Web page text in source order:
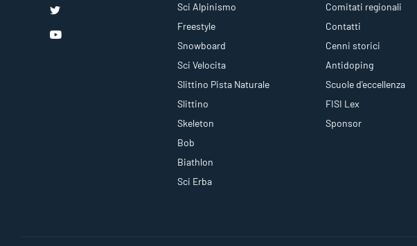
Sci Alpinismo
Freestyle
Snowboard
Sci Velocita
Slittino Pista Naturale
Slittino
Skeleton
Bob
Biathlon
Sci Erba
Comitati regionali
Contatti
Cenni storici
Antidoping
Scuole d'eccellenza
FISI Lex
Sponsor